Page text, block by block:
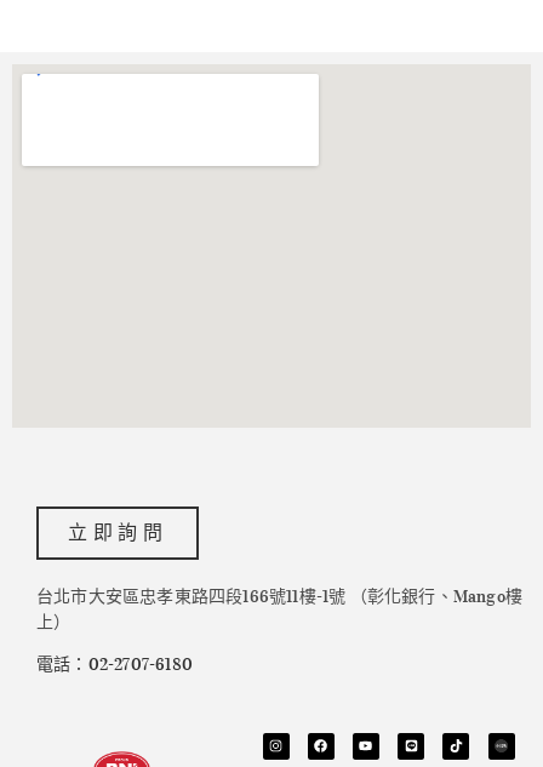
立即詢問
台北市大安區忠孝東路四段166號11樓-1號 （彰化銀行、Mango樓
上）
電話：02-2707-6180